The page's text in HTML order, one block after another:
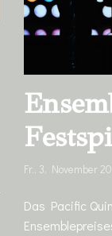
Fr., 3. November
Das Pacific